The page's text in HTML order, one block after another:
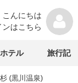
こんにちは
ンはこちら
ホテル 旅行記
(黒川温泉)